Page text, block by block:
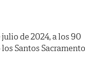
de 2024, a los 90
Santos